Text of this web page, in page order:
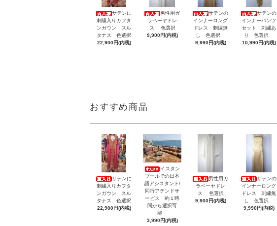
サテンに
刺繍入りカフタ
ンガウン スル
タナス 色選択
22,900円(内税)
男性用ガ
ラベーヤドレ
ス 色選択
9,900円(内税)
サテンの
インナーロング
ドレス 刺繍無
し 色選択
9,990円(内税)
サテンの
インナーパンツ
セット 刺繍あ
り 色選択
10,990円(内税)
おすすめ商品
サテンに
刺繍入りカフタ
ンガウン スル
タナス 色選択
22,900円(内税)
イスタン
ブールでの日本
語アシスタント/
同行アテンドサ
ービス 約１時
間から選択可
能
3,990円(内税)
男性用ガ
ラベーヤドレ
ス 色選択
9,900円(内税)
サテンの
インナーロング
ドレス 刺繍無
し 色選択
9,990円(内税)